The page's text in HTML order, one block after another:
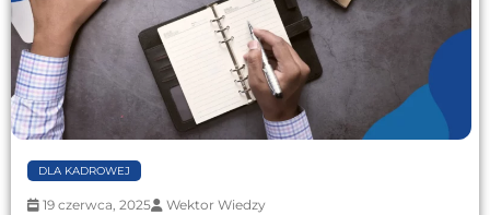
DLA KADROWEJ
19 czerwca, 2025 Wektor Wiedzy